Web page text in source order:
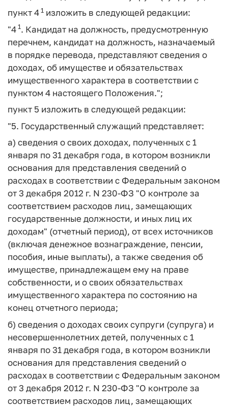
пункт 4 1 изложить в следующей редакции:
"4 1. Кандидат на должность, предусмотренную
перечнем, кандидат на должность, назначаемый
в порядке перевода, представляют сведения о
доходах, об имуществе и обязательствах
имущественного характера в соответствии с
пунктом 4 настоящего Положения.";
пункт 5 изложить в следующей редакции:
"5. Государственный служащий представляет:
а) сведения о своих доходах, полученных с 1
января по 31 декабря года, в котором возникли
основания для представления сведений о
расходах в соответствии с Федеральным законом
от 3 декабря 2012 г. N 230-ФЗ "О контроле за
соответствием расходов лиц, замещающих
государственные должности, и иных лиц их
доходам" (отчетный период), от всех источников
(включая денежное вознаграждение, пенсии,
пособия, иные выплаты), а также сведения об
имуществе, принадлежащем ему на праве
собственности, и о своих обязательствах
имущественного характера по состоянию на
конец отчетного периода;
б) сведения о доходах своих супруги (супруга) и
несовершеннолетних детей, полученных с 1
января по 31 декабря года, в котором возникли
основания для представления сведений о
расходах в соответствии с Федеральным законом
от 3 декабря 2012 г. N 230-ФЗ "О контроле за
соответствием расходов лиц, замещающих